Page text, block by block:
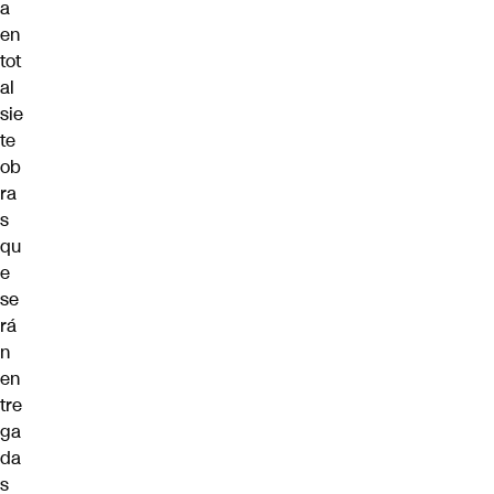
a
en
tot
al
sie
te
ob
ra
s
qu
e
se
rá
n
en
tre
ga
da
s